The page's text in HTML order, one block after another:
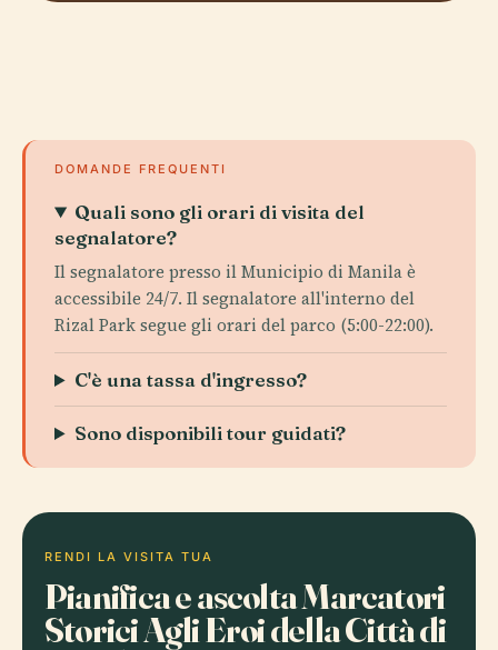
DOMANDE FREQUENTI
Quali sono gli orari di visita del
segnalatore?
Il segnalatore presso il Municipio di Manila è
accessibile 24/7. Il segnalatore all'interno del
Rizal Park segue gli orari del parco (5:00-22:00).
C'è una tassa d'ingresso?
Sono disponibili tour guidati?
RENDI LA VISITA TUA
Pianifica e ascolta Marcatori
Storici Agli Eroi della Città di